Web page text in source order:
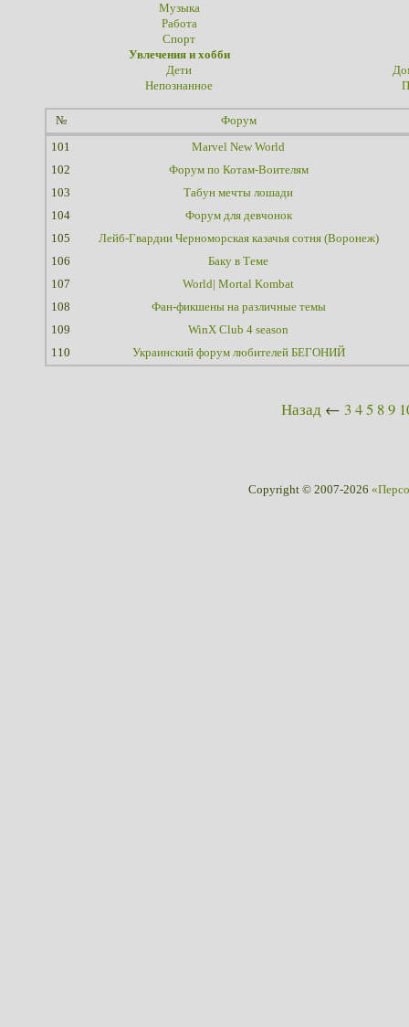
Музыка
Работа
Спорт
Увлечения и хобби
Дети
Непознанное
№ Форум
101
Marvel New World
102
Форум по Котам-Воителям
103
Табун мечты лошади
104
Форум для девчонок
105
Лейб-Гвардии Черноморская казачья сотня (Воронеж)
106
Баку в Теме
107
World| Mortal Kombat
108
Фан-фикшены на различные темы
109
WinX Club 4 season
110
Украинский форум любителей БЕГОНИЙ
Назад ← 3 45 89
Copyright © 2007-2026